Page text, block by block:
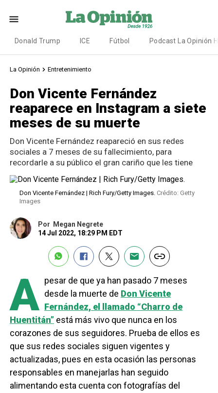
Donald Trump ICE Fútbol Podcast La Opinión
La Opinión Entretenimiento
Don Vicente Fernández
reaparece en Instagram a siete
meses de su muerte
Don Vicente Fernández reapareció en sus redes
sociales a 7 meses de su fallecimiento, para
recordarle a su público el gran cariño que les tiene
Don Vicente Fernández | Rich Fury/Getty Images. Crédito: Getty
Images
Por
Megan Negrete
14 Jul 2022, 18:29 PM EDT
A pesar de que ya han pasado 7 meses
desde la muerte de Don Vicente
Fernández, el llamado “Charro de
Huentitán” está más vivo que nunca en los
corazones de sus seguidores. Prueba de ellos es
que sus redes sociales siguen vigentes y
actualizadas, pues en esta ocasión las personas
responsables en manejarlas han seguido
alimentando esta cuenta con fotografías del